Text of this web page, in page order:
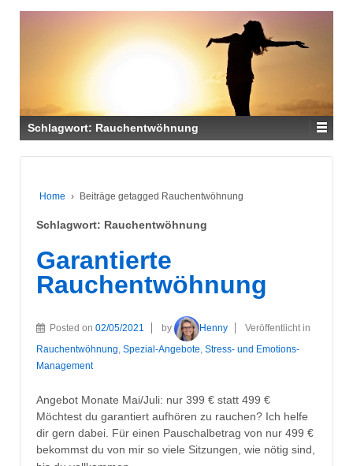
Schlagwort: Rauchentwöhnung
Home › Beiträge getagged Rauchentwöhnung
Schlagwort: Rauchentwöhnung
Garantierte
Rauchentwöhnung
Posted on 02/05/2021 by Henny
Veröffentlicht in
Rauchentwöhnung, Spezial-Angebote, Stress- und Emotions-
Management
Angebot Monate Mai/Juli: nur 399 € statt 499 €
Möchtest du garantiert aufhören zu rauchen? Ich helfe
dir gern dabei. Für einen Pauschalbetrag von nur 499 €
bekommst du von mir so viele Sitzungen, wie nötig sind,